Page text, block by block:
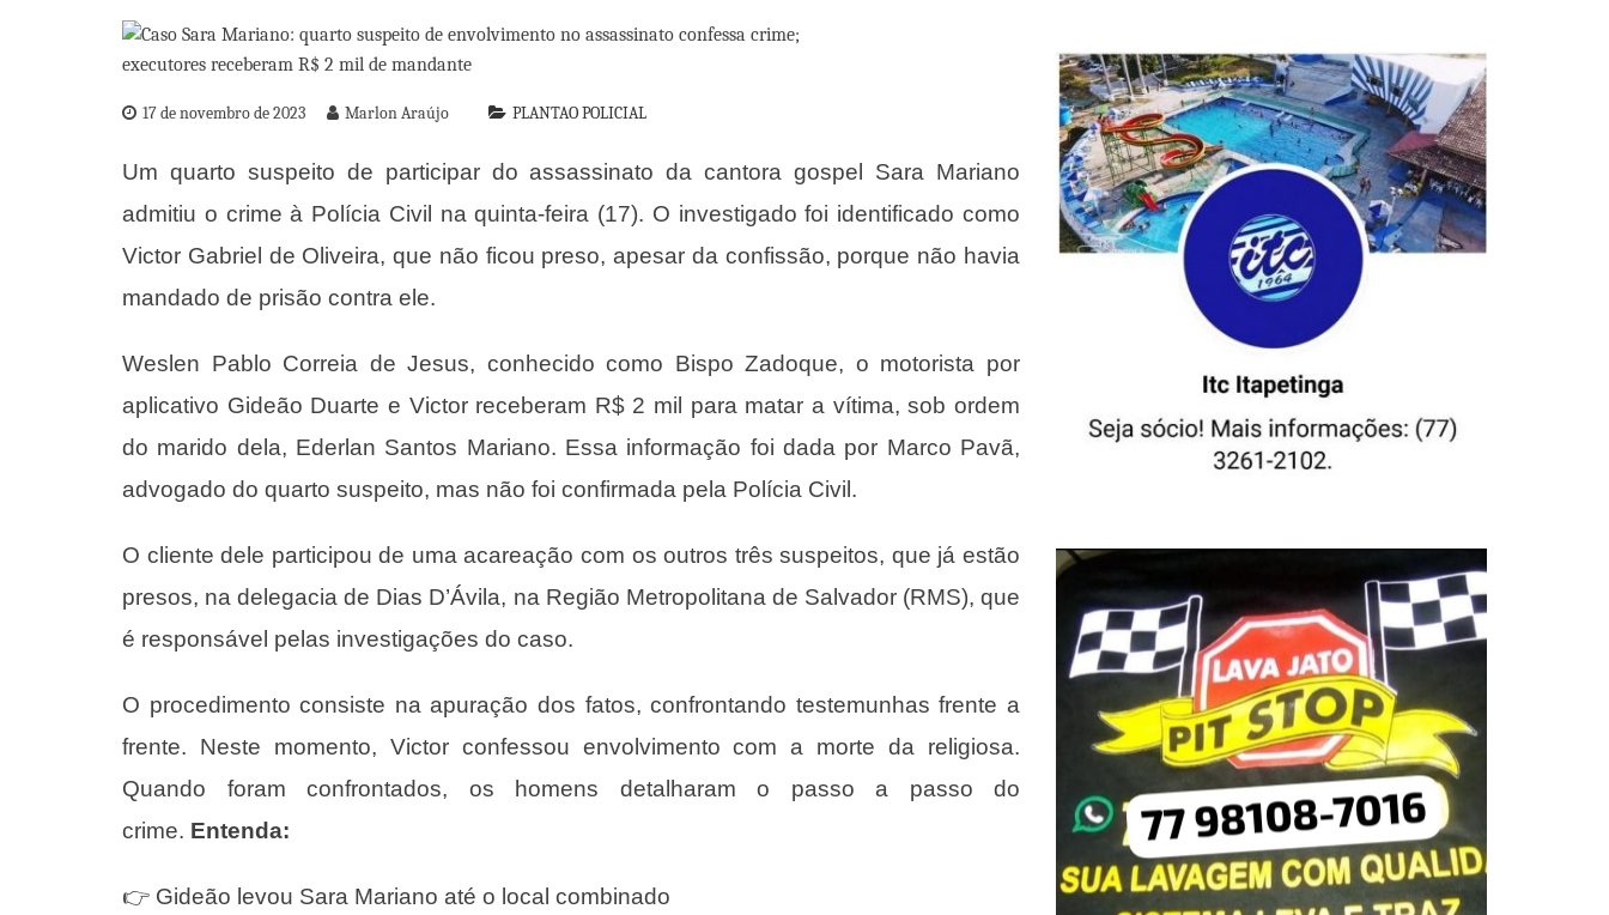
17 de novembro de 2023 Marlon Araújo PLANTAO POLICIAL
Um quarto suspeito de participar do assassinato da cantora gospel Sara Mariano
admitiu o crime à Polícia Civil na quinta-feira (17). O investigado foi identificado como
Victor Gabriel de Oliveira, que não ficou preso, apesar da confissão, porque não havia
mandado de prisão contra ele.
Weslen Pablo Correia de Jesus, conhecido como Bispo Zadoque, o motorista por
aplicativo Gideão Duarte e Victor receberam R$ 2 mil para matar a vítima, sob ordem
do marido dela, Ederlan Santos Mariano. Essa informação foi dada por Marco Pavã,
advogado do quarto suspeito, mas não foi confirmada pela Polícia Civil.
O cliente dele participou de uma acareação com os outros três suspeitos, que já estão
presos, na delegacia de Dias D’Ávila, na Região Metropolitana de Salvador (RMS), que
é responsável pelas investigações do caso.
O procedimento consiste na apuração dos fatos, confrontando testemunhas frente a
frente. Neste momento, Victor confessou envolvimento com a morte da religiosa.
Quando foram confrontados, os homens detalharam o passo a passo do
crime. Entenda:
👉 Gideão levou Sara Mariano até o local combinado